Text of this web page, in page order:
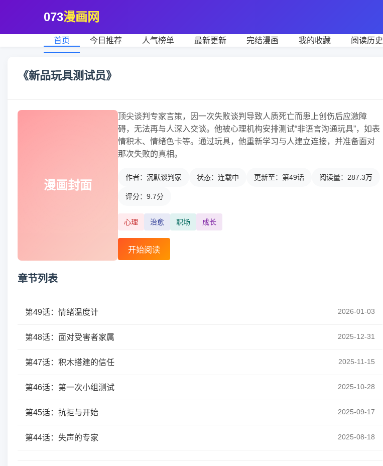
073漫画网
首页 今日推荐 人气榜单 最新更新 完结漫画 我的收藏 阅读历史
《新品玩具测试员》
漫画封面
顶尖谈判专家言策，因一次失败谈判导致人质死亡而患上创伤后应激障
碍，无法再与人深入交谈。他被心理机构安排测试“非语言沟通玩具”，如表
情积木、情绪色卡等。通过玩具，他重新学习与人建立连接，并准备面对
那次失败的真相。
作者：沉默谈判家 状态：连载中 更新至：第49话 阅读量：287.3万
评分：9.7分
心理 治愈 职场 成长
开始阅读
章节列表
第49话：情绪温度计 2026-01-03
第48话：面对受害者家属 2025-12-31
第47话：积木搭建的信任 2025-11-15
第46话：第一次小组测试 2025-10-28
第45话：抗拒与开始 2025-09-17
第44话：失声的专家 2025-08-18